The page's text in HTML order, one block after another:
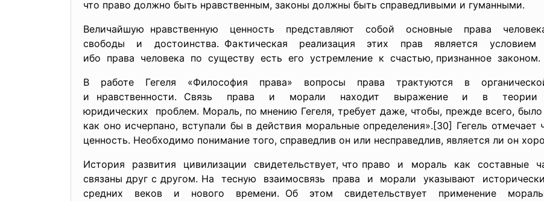
что право должно быть нравственным, законы должны быть справедливыми и гуманными.
Величайшую нравственную ценность представляют собой
основные права
свободы и достоинства. Фактическая реализация этих
прав является условием
ибо права человека по существу есть его устремление к счастью, признанное законом.
В работе Гегеля «Философия
права» вопросы права трактуются в
и нравственности. Связь права и морали находит выражение и в
юридических проблем. Мораль, по мнению Гегеля, требует даже, чтобы, прежде всего,
как оно исчерпано, вступали бы в действия моральные определения».[30] Гегель
ценность. Необходимо понимание того, справедлив он или несправедлив, является ли он
История развития цивилизации свидетельствует, что право и мораль как составные
связаны друг с другом. На тесную взаимосвязь права и морали указывают
средних веков и нового времени. Об этом свидетельствует применение